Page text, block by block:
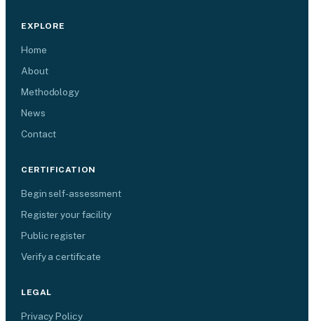
EXPLORE
Home
About
Methodology
News
Contact
CERTIFICATION
Begin self-assessment
Register your facility
Public register
Verify a certificate
LEGAL
Privacy Policy